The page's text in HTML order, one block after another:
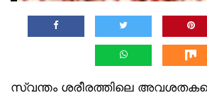
സ്വന്തം ശരീരത്തിലെ